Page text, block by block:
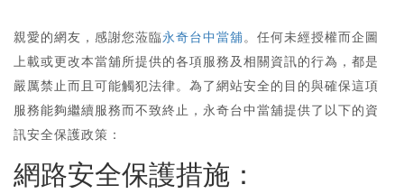
親愛的網友，感謝您蒞臨永奇台中當舖。任何未經授權而企圖
上載或更改本當舖所提供的各項服務及相關資訊的行為，都是
嚴厲禁止而且可能觸犯法律。為了網站安全的目的與確保這項
服務能夠繼續服務而不致終止，永奇台中當舖提供了以下的資
訊安全保護政策：
網路安全保護措施：